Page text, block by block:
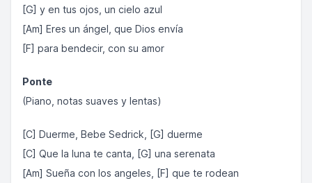
[G] y en tus ojos, un cielo azul
[Am] Eres un ángel, que Dios envía
[F] para bendecir, con su amor
Ponte
(Piano, notas suaves y lentas)
[C] Duerme, Bebe Sedrick, [G] duerme
[C] Que la luna te canta, [G] una serenata
[Am] Sueña con los angeles, [F] que te rodean